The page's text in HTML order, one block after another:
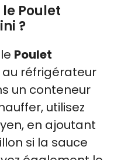
Poulet
?
Poulet
au réfrigérateur
un conteneur
utilisez
en ajoutant
si la sauce